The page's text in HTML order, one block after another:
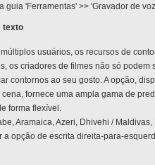
guia 'Ferramentas' >> 'Gravador de
texto
usuários, os recursos de
os criadores de filmes não só podem
contornos ao seu gosto. A opção,
fornece uma ampla gama de
forma flexível.
Aramaica, Azeri, Dhivehi /
a opção de escrita direita-para-